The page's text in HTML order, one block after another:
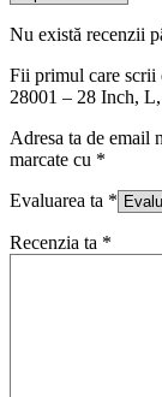
Nu există recenzii
Fii primul care scrii
28001 – 28 Inch,
Adresa ta de email
marcate cu *
Evaluarea ta *
Recenzia ta *